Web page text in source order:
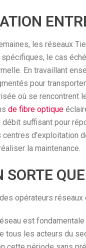
les réseaux
le cas
En travaillant
pour
où se rencontrent
de fibre optique
débit suffisant pour
centres d’exploitation
la maintenance.
SORTE
opérateurs
est
tous les acteurs du